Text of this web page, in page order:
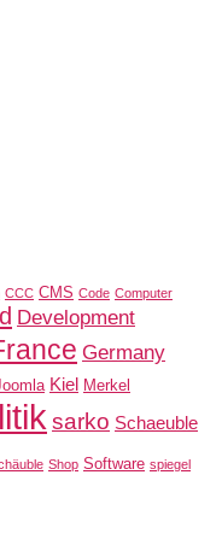
CCC CMS Code Computer
Development
Germany
Kiel Merkel
sarko Schaeuble
Shop Software spiegel